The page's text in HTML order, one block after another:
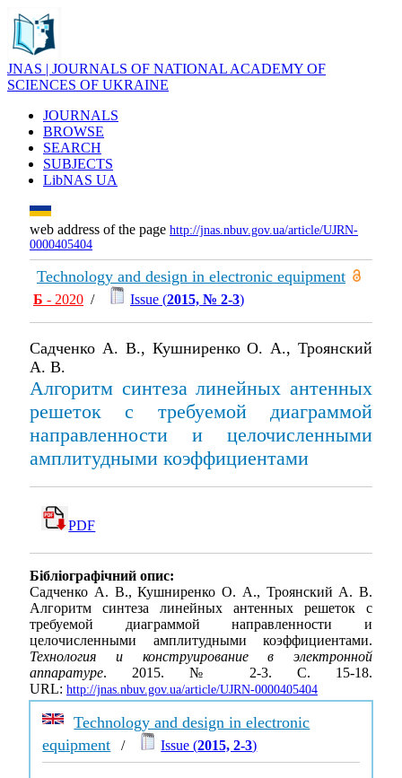
JNAS | JOURNALS OF NATIONAL ACADEMY OF
SCIENCES OF UKRAINE
JOURNALS
BROWSE
SEARCH
SUBJECTS
LibNAS UA
web address of the page http://jnas.nbuv.gov.ua/article/UJRN-
0000405404
Technology and design in electronic equipment
Б - 2020 / Issue (2015, № 2-3)
Садченко А. В., Кушниренко О. А., Троянский
А. В.
Алгоритм синтеза линейных антенных
решеток c требуемой диаграммой
направленности и целочисленными
амплитудными коэффициентами
PDF
Бібліографічний опис:
Садченко А. В., Кушниренко О. А., Троянский А. В.
Алгоритм синтеза линейных антенных решеток c
требуемой диаграммой направленности и
целочисленными амплитудными коэффициентами.
Технология и конструирование в электронной
аппаратуре. 2015. № 2-3. С. 15-18.
URL: http://jnas.nbuv.gov.ua/article/UJRN-0000405404
Technology and design in electronic
equipment / Issue (2015, 2-3)